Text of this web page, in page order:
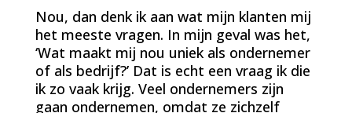
Nou, dan denk ik aan wat mijn klanten mij
het meeste vragen. In mijn geval was het,
‘Wat maakt mij nou uniek als ondernemer
of als bedrijf?’ Dat is echt een vraag ik die
ik zo vaak krijg. Veel ondernemers zijn
gaan ondernemen, omdat ze zichzelf